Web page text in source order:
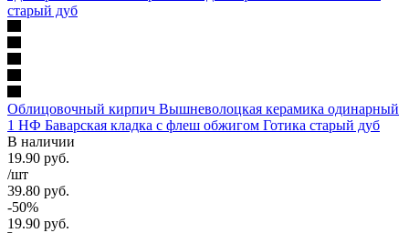
Облицовочный кирпич Вышневолоцкая керамика одинарный
1 НФ Баварская кладка с флеш обжигом Готика старый дуб
В наличии
19.90 руб.
/шт
39.80 руб.
-50%
19.90 руб.